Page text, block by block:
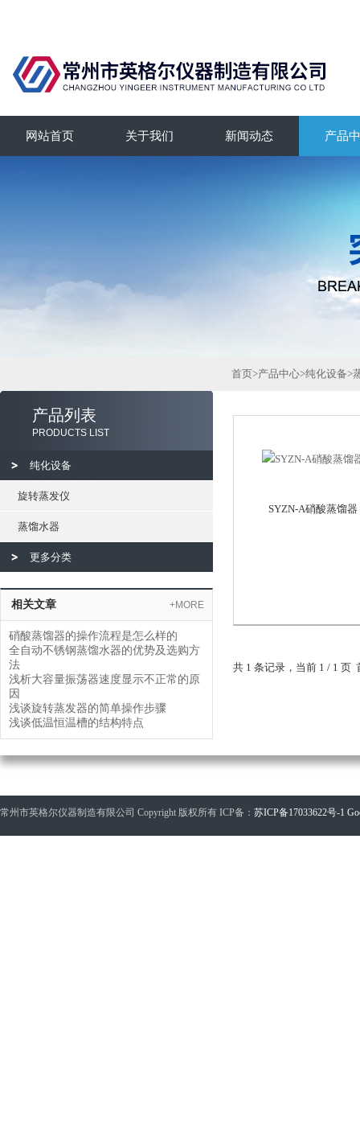
网站首页 关于我们 新闻动态 产品
产品列表
PRODUCTS LIST
纯化设备
旋转蒸发仪
蒸馏水器
更多分类
相关文章 +MORE
硝酸蒸馏器的操作流程是怎么样的
全自动不锈钢蒸馏水器的优势及选购方
法
浅析大容量振荡器速度显示不正常的原
因
浅谈旋转蒸发器的简单操作步骤
浅谈低温恒温槽的结构特点
首页>产品中心>纯化设备>
SYZN-A硝酸蒸馏器
共 1 条记录，当前 1 / 1
常州市英格尔仪器制造有限公司 Copyright 版权所有 ICP备： 苏ICP备17033622号-1